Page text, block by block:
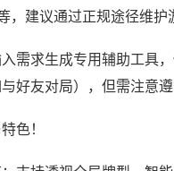
，建议通过正规途径维护
需求生成专用辅助工具
好友对局），但需注意
色！